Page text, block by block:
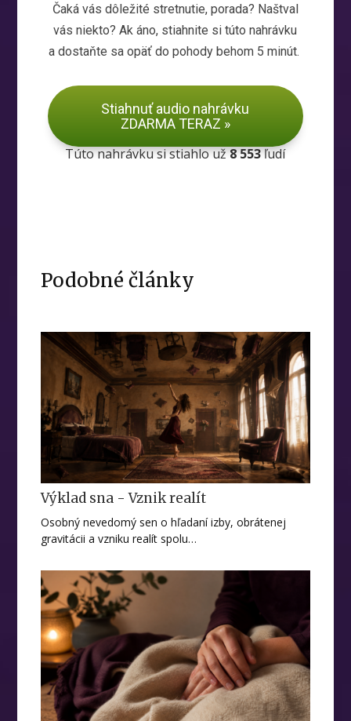
Čaká vás dôležité stretnutie, porada? Naštval
vás niekto? Ak áno, stiahnite si túto nahrávku
a dostaňte sa opäť do pohody behom 5 minút.
Stiahnuť audio nahrávku
ZDARMA TERAZ »
Túto nahrávku si stiahlo už8 553ľudí
Podobné články
Výklad sna - Vznik realít
Osobný nevedomý sen o hľadaní izby, obrátenej
gravitácii a vzniku realít spolu…